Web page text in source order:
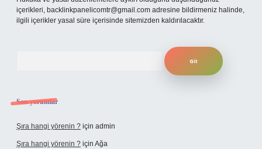
içerikleri, backlinkpanelicomtr@gmail.com adresine bildirmeniz halinde,
ilgili içerikler yasal süre içerisinde sitemizden kaldırılacaktır.
Son yorumlar
Şıra hangi yörenin ? için admin
Şıra hangi yörenin ? için Ağa